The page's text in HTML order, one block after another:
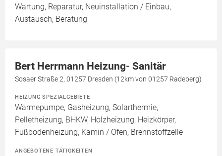
Wartung, Reparatur, Neuinstallation / Einbau,
Austausch, Beratung
Bert Herrmann Heizung- Sanitär
Sosaer Straße 2, 01257 Dresden (12km von 01257 Radeberg)
HEIZUNG SPEZIALGEBIETE
Wärmepumpe, Gasheizung, Solarthermie,
Pelletheizung, BHKW, Holzheizung, Heizkörper,
Fußbodenheizung, Kamin / Ofen, Brennstoffzelle
ANGEBOTENE TÄTIGKEITEN